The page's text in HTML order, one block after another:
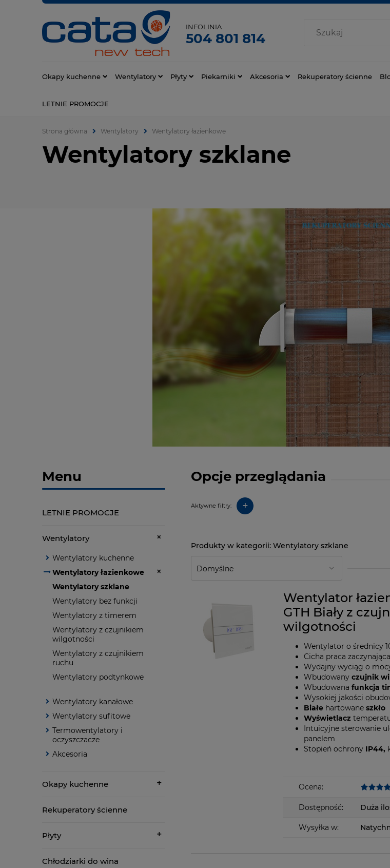
INFOLINIA
504 801 814
Okapy kuchenne Wentylatory Płyty Piekarniki Akcesoria Rekuperatory ścienne
LETNIE PROMOCJE
Strona główna Wentylatory Wentylatory łazienkowe
Wentylatory szklane
Menu
LETNIE PROMOCJE
Wentylatory
Wentylatory kuchenne
Wentylatory łazienkowe
Wentylatory szklane
Wentylatory bez funkcji
Wentylatory z timerem
Wentylatory z czujnikiem
wilgotności
Wentylatory z czujnikiem
ruchu
Wentylatory podtynkowe
Wentylatory kanałowe
Wentylatory sufitowe
Termowentylatory i
oczyszczacze
Akcesoria
Okapy kuchenne
Rekuperatory ścienne
Płyty
Chłodziarki do wina
Opcje przeglądania
Aktywne filtry: +
Wentylatory szklane
Wentylator
GTH Biały z
wilgotności
Wentylator o średnicy
Cicha praca
Wydajny wyciąg o
Wbudowany czujnik
Wbudowana funkcja
Wysokiej jakości
Białe hartowane szkło
Wyświetlacz
Intuicyjne sterowanie
panelem
Stopień ochrony IP44,
Ocena:
Dostępność: Duża
Wysyłka w: